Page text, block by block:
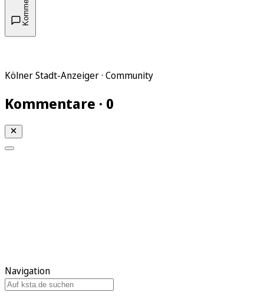
Kölner Stadt-Anzeiger · Community
Kommentare · 0
Navigation